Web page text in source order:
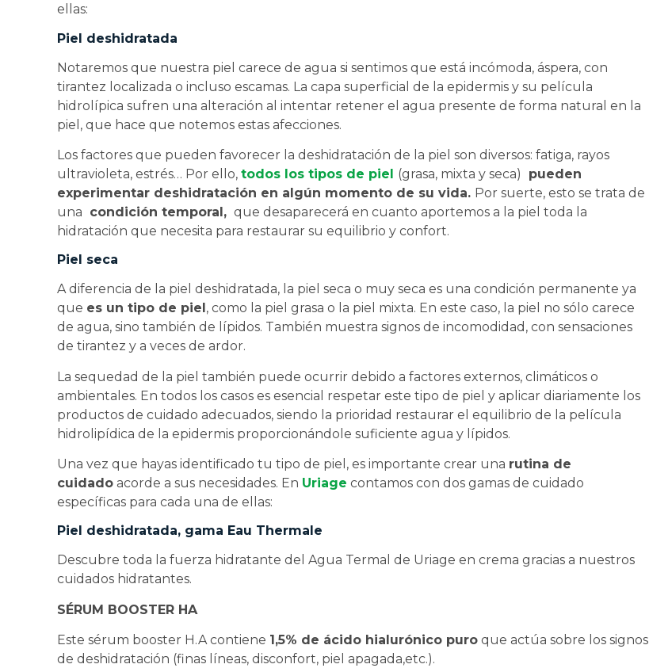
ellas:
Piel deshidratada
Notaremos que nuestra piel carece de agua si sentimos que está incómoda, áspera, con
tirantez localizada o incluso escamas. La capa superficial de la epidermis y su película
hidrolípica sufren una alteración al intentar retener el agua presente de forma natural en la
piel, que hace que notemos estas afecciones.
Los factores que pueden favorecer la deshidratación de la piel son diversos: fatiga, rayos
ultravioleta, estrés… Por ello, todos los tipos de piel (grasa, mixta y seca)
pueden
experimentar deshidratación en algún momento de su vida. Por suerte, esto se trata de
una condición temporal, que desaparecerá en cuanto aportemos a la piel toda la
hidratación que necesita para restaurar su equilibrio y confort.
Piel seca
A diferencia de la piel deshidratada, la piel seca o muy seca es una condición permanente ya
que es un tipo de piel , como la piel grasa o la piel mixta. En este caso, la piel no sólo carece
de agua, sino también de lípidos. También muestra signos de incomodidad, con sensaciones
de tirantez y a veces de ardor.
La sequedad de la piel también puede ocurrir debido a factores externos, climáticos o
ambientales. En todos los casos es esencial respetar este tipo de piel y aplicar diariamente los
productos de cuidado adecuados, siendo la prioridad restaurar el equilibrio de la película
hidrolipídica de la epidermis proporcionándole suficiente agua y lípidos.
Una vez que hayas identificado tu tipo de piel, es importante crear una rutina de
cuidado acorde a sus necesidades. En Uriage contamos con dos gamas de cuidado
específicas para cada una de ellas:
Piel deshidratada, gama Eau Thermale
Descubre toda la fuerza hidratante del Agua Termal de Uriage en crema gracias a nuestros
cuidados hidratantes.
SÉRUM BOOSTER HA
Este sérum booster H.A contiene 1,5% de ácido hialurónico puro que actúa sobre los signos
de deshidratación (finas líneas, disconfort, piel apagada,etc.).